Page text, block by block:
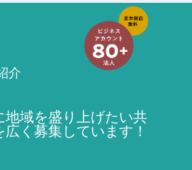
介
地域を盛り上げたい共
く募集しています！